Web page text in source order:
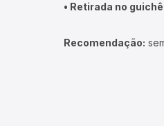
• Retirada no
Recomendação: